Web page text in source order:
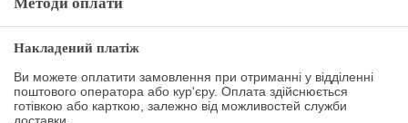
Методи оплати
Накладений платіж
Ви можете оплатити замовлення при отриманні у відділенні
поштового оператора або кур'єру. Оплата здійснюється
готівкою або карткою, залежно від можливостей служби